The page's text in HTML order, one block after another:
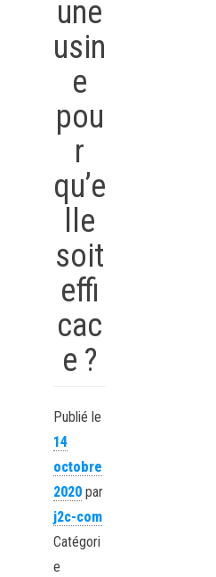
une
usin
e
pou
r
qu’e
lle
soit
effi
cac
e ?
Publié le
14
octobre
2020par
j2c-com
Catégori
e